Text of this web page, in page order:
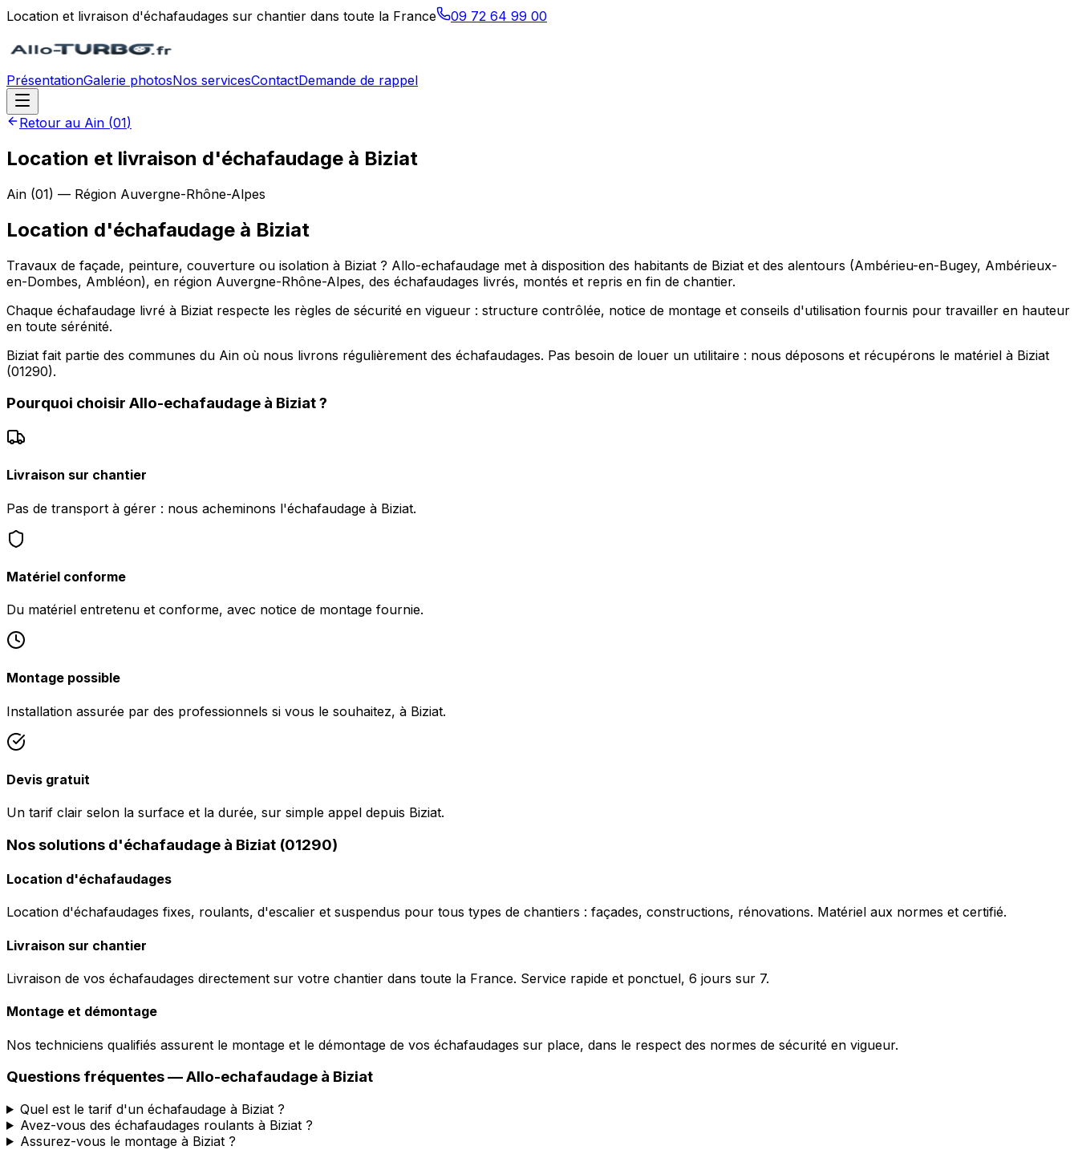
Location et livraison d'échafaudages sur chantier dans toute la France 09 72 64 99 00
PrésentationGalerie photosNos servicesContactDemande de rappel
Retour au Ain (01)
Location et livraison d'échafaudage à Biziat
Ain (01) — Région Auvergne-Rhône-Alpes
Location d'échafaudage à Biziat
Travaux de façade, peinture, couverture ou isolation à Biziat ? Allo-echafaudage met à disposition des habitants de Biziat et des alentours (Ambérieu-en-Bugey, Ambérieux-
en-Dombes, Ambléon), en région Auvergne-Rhône-Alpes, des échafaudages livrés, montés et repris en fin de chantier.
Chaque échafaudage livré à Biziat respecte les règles de sécurité en vigueur : structure contrôlée, notice de montage et conseils d'utilisation fournis pour travailler en hauteur
en toute sérénité.
Biziat fait partie des communes du Ain où nous livrons régulièrement des échafaudages. Pas besoin de louer un utilitaire : nous déposons et récupérons le matériel à Biziat
(01290).
Pourquoi choisir Allo-echafaudage à Biziat?
Livraison sur chantier
Pas de transport à gérer : nous acheminons l'échafaudage à Biziat.
Matériel conforme
Du matériel entretenu et conforme, avec notice de montage fournie.
Montage possible
Installation assurée par des professionnels si vous le souhaitez, à Biziat.
Devis gratuit
Un tarif clair selon la surface et la durée, sur simple appel depuis Biziat.
Nos solutions d'échafaudage à Biziat (01290)
Location d'échafaudages
Location d'échafaudages fixes, roulants, d'escalier et suspendus pour tous types de chantiers : façades, constructions, rénovations. Matériel aux normes et certifié.
Livraison sur chantier
Livraison de vos échafaudages directement sur votre chantier dans toute la France. Service rapide et ponctuel, 6 jours sur 7.
Montage et démontage
Nos techniciens qualifiés assurent le montage et le démontage de vos échafaudages sur place, dans le respect des normes de sécurité en vigueur.
Questions fréquentes —Allo-echafaudage à Biziat
Quel est le tarif d'un échafaudage à Biziat ?
Avez-vous des échafaudages roulants à Biziat ?
Assurez-vous le montage à Biziat ?